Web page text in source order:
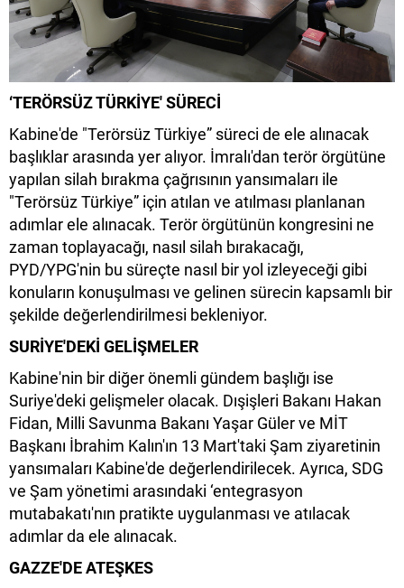
‘TERÖRSÜZ TÜRKİYE' SÜRECİ
Kabine'de "Terörsüz Türkiye” süreci de ele alınacak
başlıklar arasında yer alıyor. İmralı'dan terör örgütüne
yapılan silah bırakma çağrısının yansımaları ile
"Terörsüz Türkiye” için atılan ve atılması planlanan
adımlar ele alınacak. Terör örgütünün kongresini ne
zaman toplayacağı, nasıl silah bırakacağı,
PYD/YPG'nin bu süreçte nasıl bir yol izleyeceği gibi
konuların konuşulması ve gelinen sürecin kapsamlı bir
şekilde değerlendirilmesi bekleniyor.
SURİYE'DEKİ GELİŞMELER
Kabine'nin bir diğer önemli gündem başlığı ise
Suriye'deki gelişmeler olacak. Dışişleri Bakanı Hakan
Fidan, Milli Savunma Bakanı Yaşar Güler ve MİT
Başkanı İbrahim Kalın'ın 13 Mart'taki Şam ziyaretinin
yansımaları Kabine'de değerlendirilecek. Ayrıca, SDG
ve Şam yönetimi arasındaki ‘entegrasyon
mutabakatı'nın pratikte uygulanması ve atılacak
adımlar da ele alınacak.
GAZZE'DE ATEŞKES